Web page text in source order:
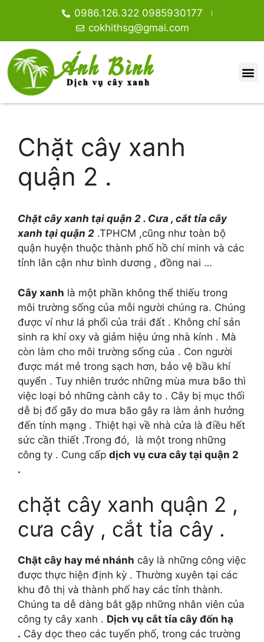
0986.126.322 0985930177
cokhithsg@gmai.com
Chặt cây xanh
quận 2 .
Chặt cây xanh tại quận 2 . Cưa , cắt tỉa cây
xanh tại quận 2 .TPHCM ,cũng như toàn bộ
quận huyện thuộc thành phố hồ chí minh và các
tỉnh lân cận như bình dương , đồng nai …
Cây xanh là một phần không thể thiếu trong
môi trường sống của mỗi người chúng ra. Chúng
được ví như lá phổi của trái đất . Không chỉ sản
sinh ra khí oxy và giảm hiệu ứng nhà kính . Mà
còn làm cho môi trường sống của . Con người
được mát mẻ trong sạch hơn, bảo vệ bầu khí
quyển . Tuy nhiên trước những mùa mưa bão thì
việc loại bỏ những cành cây to . Cây bị mục thối
dễ bị đổ gãy do mưa bão gây ra làm ảnh hưởng
đến tính mạng . Thiệt hại về nhà cửa là điều hết
sức cần thiết .Trong đó, là một trong những
công ty . Cung cấp dịch vụ cưa cây tại quận 2
.
chặt cây xanh quận 2 ,
cưa cây , cắt tỉa cây .
Chặt cây hay mé nhánh cây là những công việc
được thực hiện định kỳ . Thường xuyên tại các
khu đô thị và thành phố hay các tỉnh thành.
Chúng ta dễ dàng bắt gặp những nhân viên của
công ty cây xanh . Dịch vụ cắt tỉa cây đốn hạ
. Cây dọc theo các tuyến phố, trong các trường